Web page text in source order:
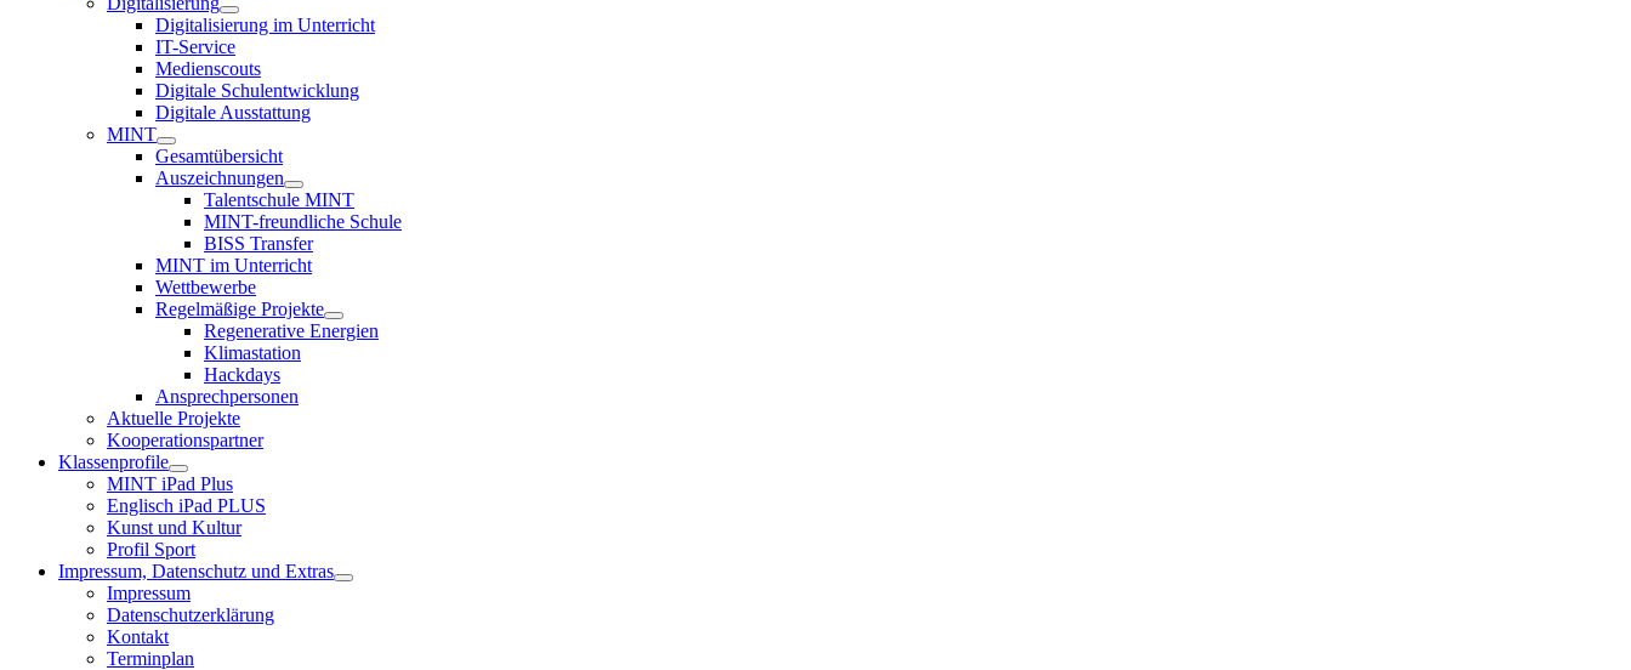
Digitalisierung im Unterricht
IT-Service
Medienscouts
Digitale Schulentwicklung
Digitale Ausstattung
MINT
Gesamtübersicht
Auszeichnungen
Talentschule MINT
MINT-freundliche Schule
BISS Transfer
MINT im Unterricht
Wettbewerbe
Regelmäßige Projekte
Regenerative Energien
Klimastation
Hackdays
Ansprechpersonen
Aktuelle Projekte
Kooperationspartner
Klassenprofile
MINT iPad Plus
Englisch iPad PLUS
Kunst und Kultur
Profil Sport
Impressum, Datenschutz und Extras
Impressum
Datenschutzerklärung
Kontakt
Terminplan